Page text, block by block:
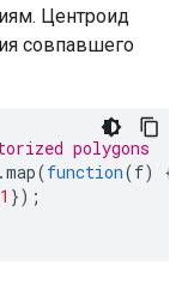
Центроид
совпавшего
polygons
.map(function(f)
{
1 });